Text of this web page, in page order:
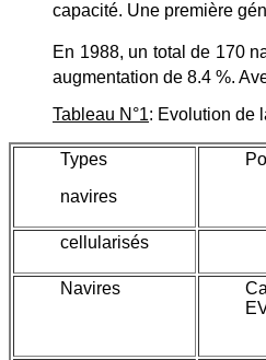
capacité. Une première
En 1988, un total de 170
augmentation de 8.4 %.
Tableau N°1: Evolution de
Types
navires
cellularisés
Navires